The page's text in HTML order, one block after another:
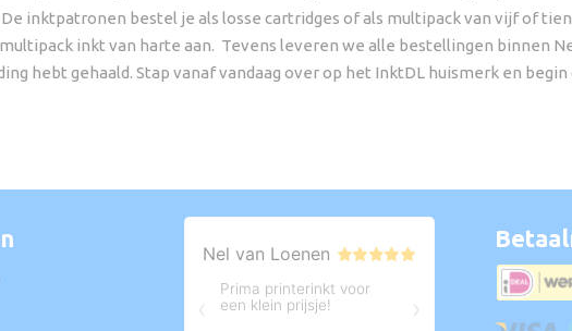
inktpatronen bestel je als losse cartridges of als multipack van vijf of
inkt van harte aan. Tevens leveren we alle bestellingen binnen
hebt gehaald. Stap vanaf vandaag over op het InktDL huismerk en